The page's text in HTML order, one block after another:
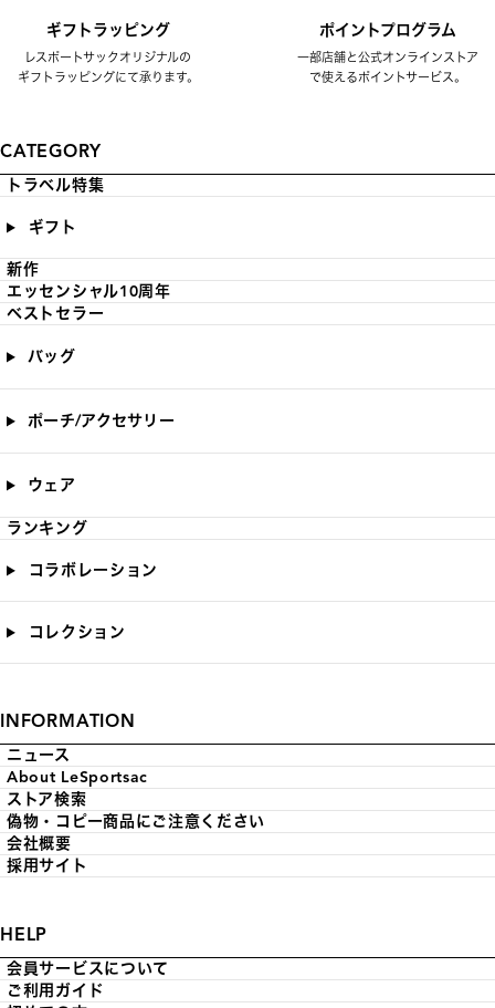
ギフトラッピング
レスポートサックオリジナルの
ギフトラッピングにて承ります。
ポイントプログラム
一部店舗と公式オンラインストア
で使えるポイントサービス。
CATEGORY
トラベル特集
ギフト
新作
エッセンシャル10周年
ベストセラー
バッグ
ポーチ/アクセサリー
ウェア
ランキング
コラボレーション
コレクション
INFORMATION
ニュース
About LeSportsac
ストア検索
偽物・コピー商品にご注意ください
会社概要
採用サイト
HELP
会員サービスについて
ご利用ガイド